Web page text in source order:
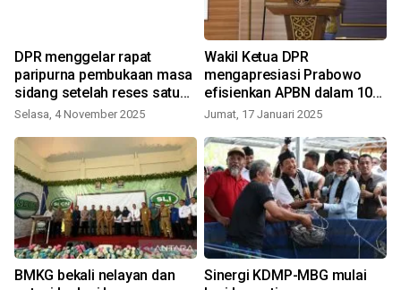
DPR menggelar rapat
paripurna pembukaan masa
sidang setelah reses satu
bulan
Selasa, 4 November 2025
Wakil Ketua DPR
mengapresiasi Prabowo
efisienkan APBN dalam 100
hari kerja
Jumat, 17 Januari 2025
BMKG bekali nelayan dan
Sinergi KDMP-MBG mulai